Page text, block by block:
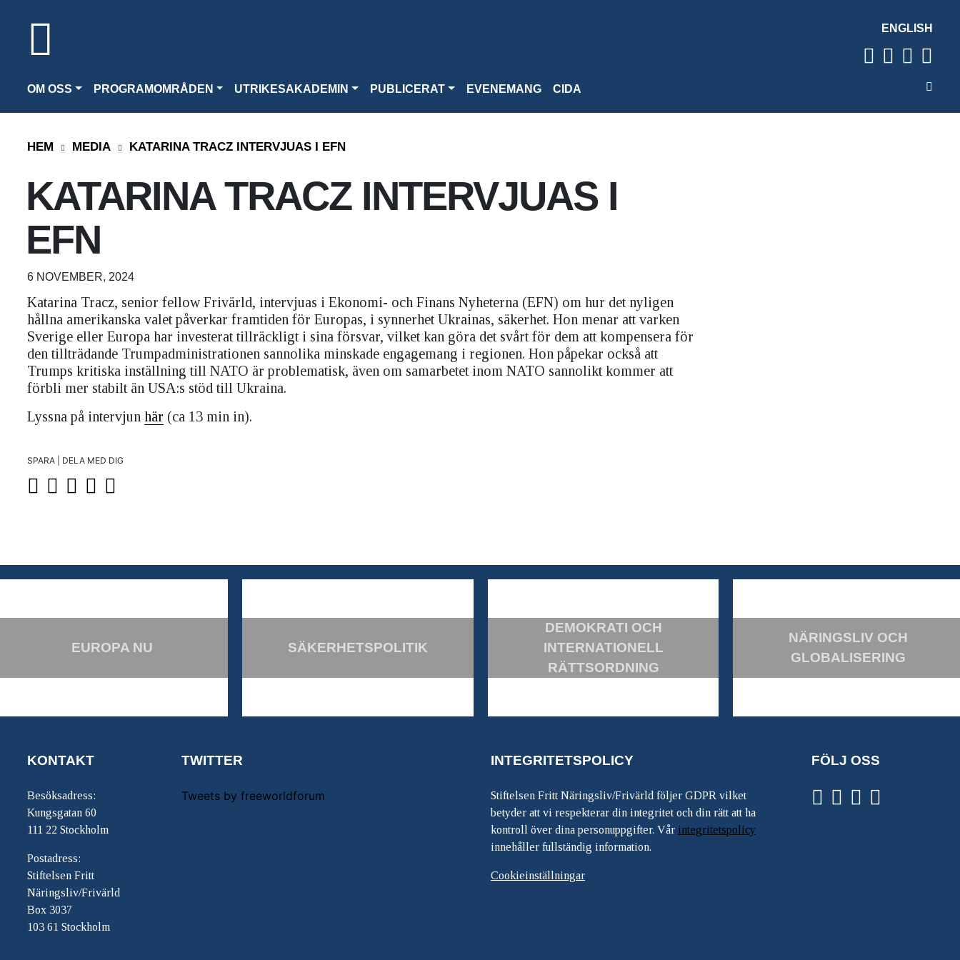
ENGLISH
OM OSS PROGRAMOMRÅDEN UTRIKESAKADEMIN PUBLICERAT EVENEMANG CIDA
HEM MEDIA KATARINA TRACZ INTERVJUAS I EFN
KATARINA TRACZ INTERVJUAS I
EFN
6 NOVEMBER, 2024
Katarina Tracz, senior fellow Frivärld, intervjuas i Ekonomi- och Finans Nyheterna (EFN) om hur det nyligen
hållna amerikanska valet påverkar framtiden för Europas, i synnerhet Ukrainas, säkerhet. Hon menar att varken
Sverige eller Europa har investerat tillräckligt i sina försvar, vilket kan göra det svårt för dem att kompensera för
den tillträdande Trumpadministrationen sannolika minskade engagemang i regionen. Hon påpekar också att
Trumps kritiska inställning till NATO är problematisk, även om samarbetet inom NATO sannolikt kommer att
förbli mer stabilt än USA:s stöd till Ukraina.
Lyssna på intervjun här (ca 13 min in).
SPARA | DELA MED DIG
EUROPA NU SÄKERHETSPOLITIK
DEMOKRATI OCH
INTERNATIONELL
RÄTTSORDNING
NÄRINGSLIV OCH
GLOBALISERING
KONTAKT
Besöksadress:
Kungsgatan 60
111 22 Stockholm
Postadress:
Stiftelsen Fritt
Näringsliv/Frivärld
Box 3037
103 61 Stockholm
TWITTER
Tweets by freeworldforum
INTEGRITETSPOLICY
Stiftelsen Fritt Näringsliv/Frivärld följer GDPR vilket
betyder att vi respekterar din integritet och din rätt att ha
kontroll över dina personuppgifter. Vår integritetspolicy
innehåller fullständig information.
Cookieinställningar
FÖLJ OSS